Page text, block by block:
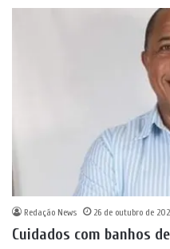
Redação News 26 de outubro de
Cuidados com banhos